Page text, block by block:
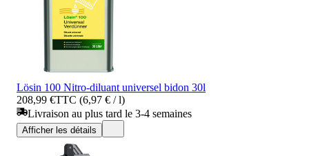
Lösin 100 Nitro-diluant universel bidon 30l
208,99 €TTC (6,97 € / l)
Livraison au plus tard le 3-4 semaines
Afficher les détails